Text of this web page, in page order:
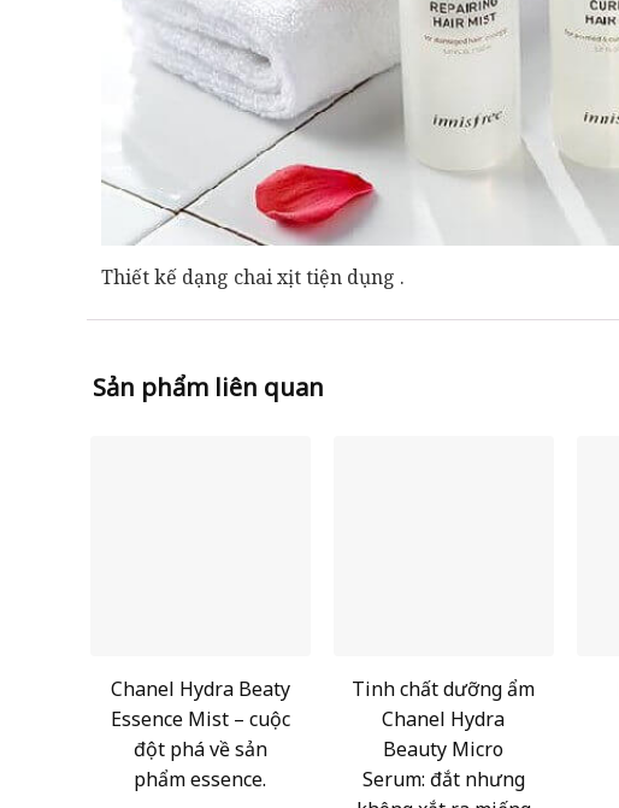
Thiết kế dạng chai xịt tiện dụng .
Sản phẩm liên quan
Chanel Hydra Beaty
Essence Mist – cuộc
đột phá về sản
phẩm essence.
Tinh chất dưỡng ẩm
Chanel Hydra
Beauty Micro
Serum: đắt nhưng